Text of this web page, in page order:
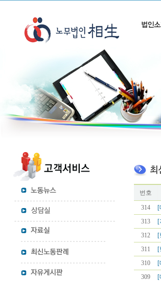
번호
314 [
313
[
312
[
311
[
310
[
309
[